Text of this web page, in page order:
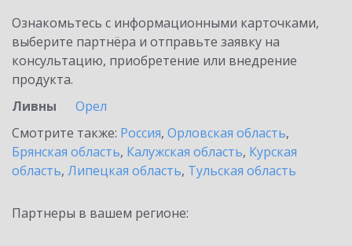
Ознакомьтесь с информационными карточками,
выберите партнёра и отправьте заявку на
консультацию, приобретение или внедрение
продукта.
Ливны
Орел
Смотрите также: Россия, Орловская область,
Брянская область, Калужская область, Курская
область, Липецкая область, Тульская область
Партнеры в вашем регионе: